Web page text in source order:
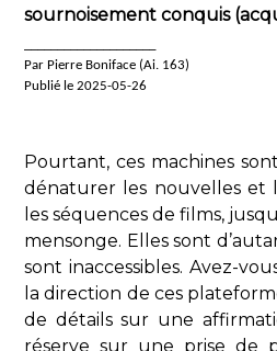
sournoisement conquis
Par Pierre Boniface (Ai. 163)
Publié le 2025-05-26
Pourtant, ces machines
dénaturer les nouvelles et
les séquences de films,
mensonge. Elles sont
sont inaccessibles. Avez-
la direction de ces
de détails sur une
réserve sur une prise de